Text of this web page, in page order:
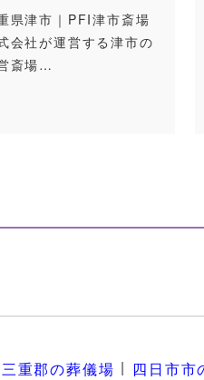
県津市｜PFI津市斎場
会社が運営する津市の
斎場…
三重郡の葬儀場 四日市市